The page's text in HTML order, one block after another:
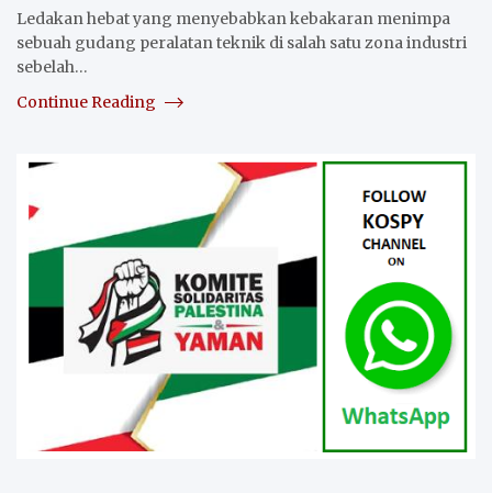
Ledakan hebat yang menyebabkan kebakaran menimpa
sebuah gudang peralatan teknik di salah satu zona industri
sebelah…
Continue Reading